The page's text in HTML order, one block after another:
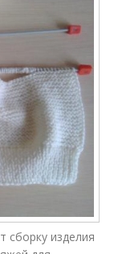
сборку изделия